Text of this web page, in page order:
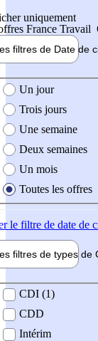
uniquement
France Travail
filtres de Date de
création de l'offre
Un jour
Trois jours
Une semaine
Deux semaines
Un mois
Toutes les offres
le filtre de date de
filtres de types de
contrat
CDI (1)
CDD
Intérim